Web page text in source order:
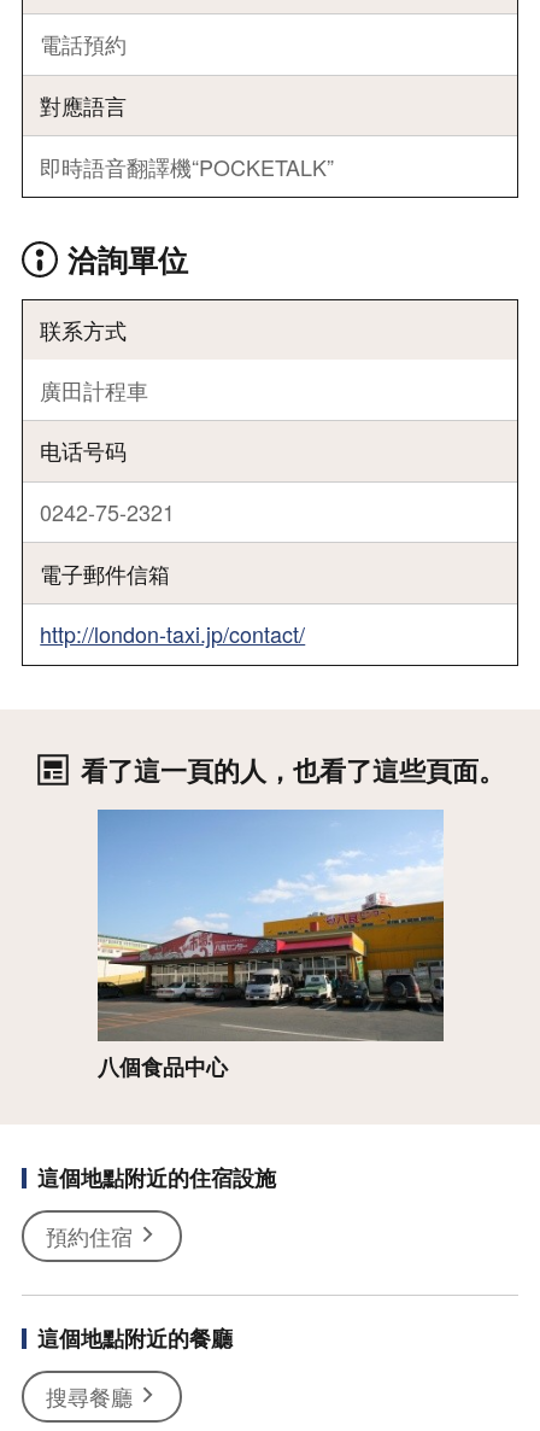
電話預約
對應語言
即時語⾳翻譯機“POCKETALK”
洽詢單位
联系方式
廣田計程車
电话号码
0242-75-2321
電子郵件信箱
http://london-taxi.jp/contact/
看了這一頁的人，也看了這些頁面。
八個食品中心
這個地點附近的住宿設施
預約住宿
這個地點附近的餐廳
搜尋餐廳